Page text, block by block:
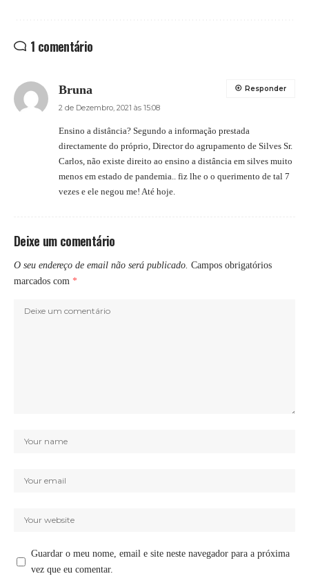
1 comentário
Bruna
2 de Dezembro, 2021 às 15:08
Ensino a distância? Segundo a informação prestada
directamente do próprio, Director do agrupamento de Silves Sr.
Carlos, não existe direito ao ensino a distância em silves muito
menos em estado de pandemia.. fiz lhe o o querimento de tal 7
vezes e ele negou me! Até hoje.
Responder
Deixe um comentário
O seu endereço de email não será publicado. Campos obrigatórios
marcados com *
Guardar o meu nome, email e site neste navegador para a próxima
vez que eu comentar.